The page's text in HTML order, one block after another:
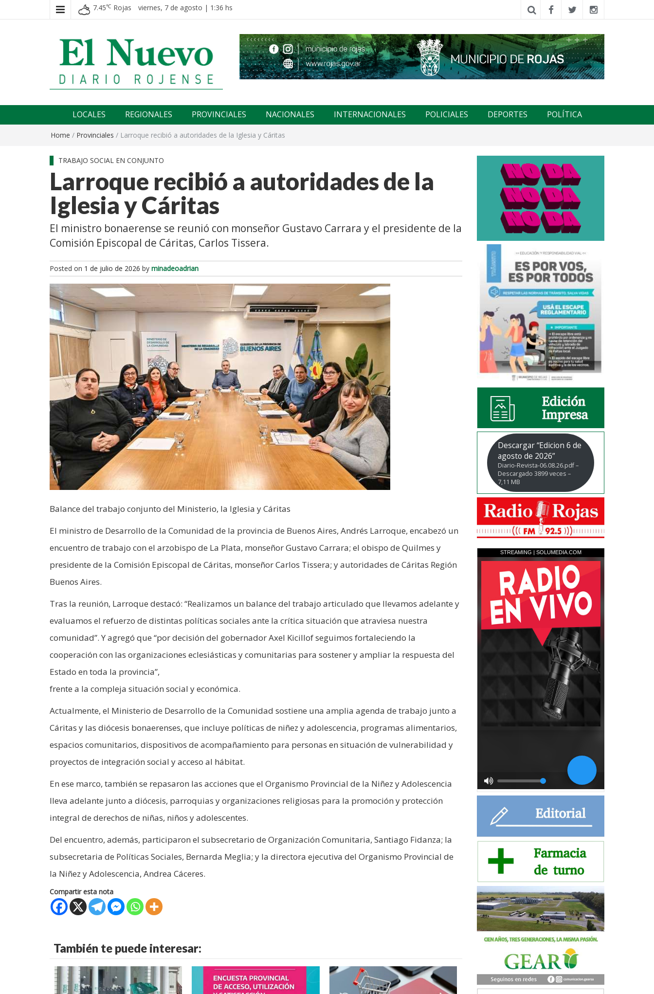
7.45℃ Rojas viernes, 7 de agosto | 1:36 hs
El nuevo rojense
LOCALES REGIONALES PROVINCIALES NACIONALES INTERNACIONALES POLICIALES DEPORTES POLÍTICA
Home / Provinciales / Larroque recibió a autoridades de la Iglesia y Cáritas
TRABAJO SOCIAL EN CONJUNTO
Larroque recibió a autoridades de la
Iglesia y Cáritas
El ministro bonaerense se reunió con monseñor Gustavo Carrara y el presidente de la
Comisión Episcopal de Cáritas, Carlos Tissera.
Posted on 1 de julio de 2026 by minadeoadrian
Balance del trabajo conjunto del Ministerio, la Iglesia y Cáritas
El ministro de Desarrollo de la Comunidad de la provincia de Buenos Aires, Andrés Larroque, encabezó un
encuentro de trabajo con el arzobispo de La Plata, monseñor Gustavo Carrara; el obispo de Quilmes y
presidente de la Comisión Episcopal de Cáritas, monseñor Carlos Tissera; y autoridades de Cáritas Región
Buenos Aires.
Tras la reunión, Larroque destacó: “Realizamos un balance del trabajo articulado que llevamos adelante y
evaluamos el refuerzo de distintas políticas sociales ante la crítica situación que atraviesa nuestra
comunidad”. Y agregó que “por decisión del gobernador Axel Kicillof seguimos fortaleciendo la
cooperación con las organizaciones eclesiásticas y comunitarias para sostener y ampliar la respuesta del
Estado en toda la provincia”,
frente a la compleja situación social y económica.
Actualmente, el Ministerio de Desarrollo de la Comunidad sostiene una amplia agenda de trabajo junto a
Cáritas y las diócesis bonaerenses, que incluye políticas de niñez y adolescencia, programas alimentarios,
espacios comunitarios, dispositivos de acompañamiento para personas en situación de vulnerabilidad y
proyectos de integración social y acceso al hábitat.
En ese marco, también se repasaron las acciones que el Organismo Provincial de la Niñez y Adolescencia
lleva adelante junto a diócesis, parroquias y organizaciones religiosas para la promoción y protección
integral de derechos de niñas, niños y adolescentes.
Del encuentro, además, participaron el subsecretario de Organización Comunitaria, Santiago Fidanza; la
subsecretaria de Políticas Sociales, Bernarda Meglia; y la directora ejecutiva del Organismo Provincial de
la Niñez y Adolescencia, Andrea Cáceres.
Compartir esta nota
También te puede interesar:
Descargar “Edicion 6 de
agosto de 2026”
Diario-Revista-06.08.26.pdf –
Descargado 3899 veces –
7,11 MB